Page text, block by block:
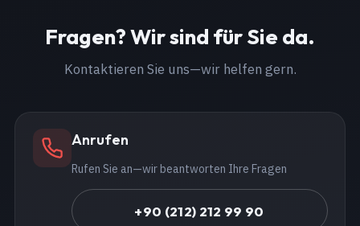
Fragen? Wir sind für Sie da.
Kontaktieren Sie uns—wir helfen gern.
Anrufen
Rufen Sie an—wir beantworten Ihre Fragen
+90 (212) 212 99 90